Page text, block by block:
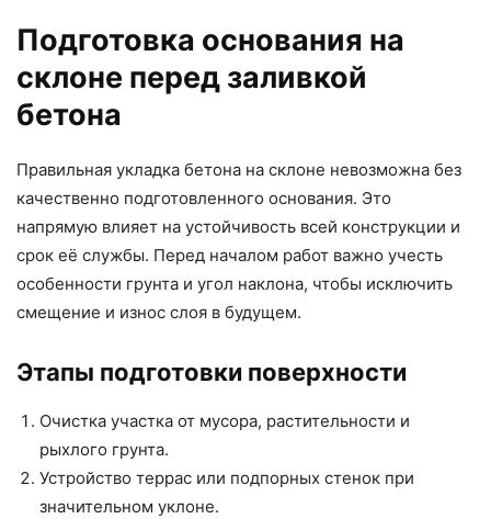
Подготовка основания на
склоне перед заливкой
бетона
Правильная укладка бетона на склоне невозможна без
качественно подготовленного основания. Это
напрямую влияет на устойчивость всей конструкции и
срок её службы. Перед началом работ важно учесть
особенности грунта и угол наклона, чтобы исключить
смещение и износ слоя в будущем.
Этапы подготовки поверхности
Очистка участка от мусора, растительности и
рыхлого грунта.
Устройство террас или подпорных стенок при
значительном уклоне.